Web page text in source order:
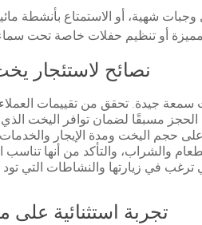
شهية، أو الاستمتاع بأنشطة
نصائح لاستئجار
تجربة استثنائية على